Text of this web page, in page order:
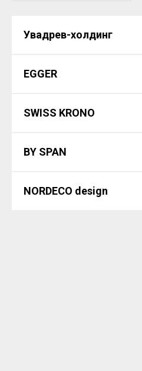
Увадрев-холдинг
EGGER
SWISS KRONO
BY SPAN
NORDECO design